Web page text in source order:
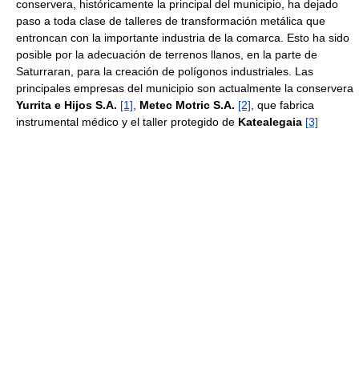
conservera, históricamente la principal del municipio, ha dejado
paso a toda clase de talleres de transformación metálica que
entroncan con la importante industria de la comarca. Esto ha sido
posible por la adecuación de terrenos llanos, en la parte de
Saturraran, para la creación de polígonos industriales. Las
principales empresas del municipio son actualmente la conservera
Yurrita e Hijos S.A. [1], Metec Motric S.A. [2], que fabrica
instrumental médico y el taller protegido de Katealegaia [3]